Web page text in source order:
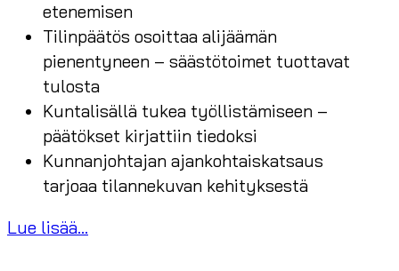
etenemisen
Tilinpäätös osoittaa alijäämän
pienentyneen – säästötoimet tuottavat
tulosta
Kuntalisällä tukea työllistämiseen –
päätökset kirjattiin tiedoksi
Kunnanjohtajan ajankohtaiskatsaus
tarjoaa tilannekuvan kehityksestä
Lue lisää...